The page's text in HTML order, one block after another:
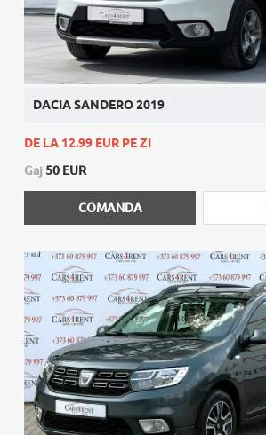
DACIA SANDERO 2019
DE LA 12.99 EUR PE ZI
Gaj 50 EUR
COMANDA